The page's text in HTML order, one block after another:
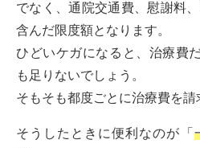
でなく、通院交通費、慰謝料
含んだ限度額となります。
ひどいケガになると、治療費
も足りないでしょう。
そもそも都度ごとに治療費を請
そうしたときに便利なのが「